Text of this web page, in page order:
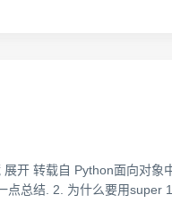
开 转载自 Python面向对象
总结. 2. 为什么要用super